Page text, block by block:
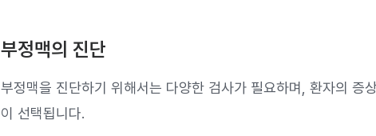
부정맥의 진단
부정맥을 진단하기 위해서는 다양한 검사가 필요하며, 환자의 증
이 선택됩니다.